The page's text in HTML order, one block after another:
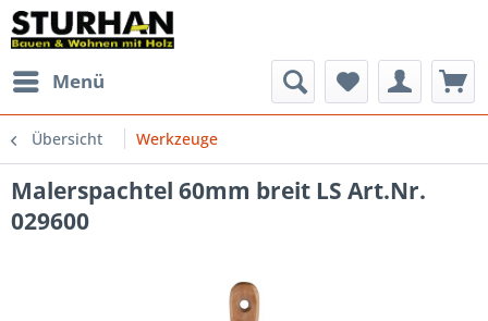
Menü
Übersicht Werkzeuge
Malerspachtel 60mm breit LS Art.Nr.
029600